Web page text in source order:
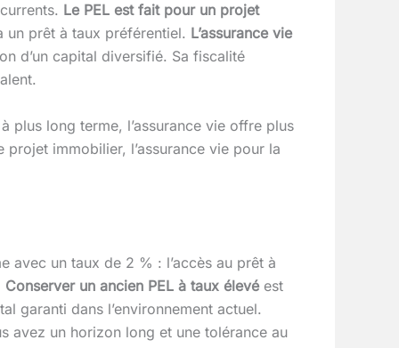
Le PEL est fait pour un projet
un prêt à taux préférentiel. L’assurance vie
d’un capital diversifié. Sa fiscalité
plus long terme, l’assurance vie offre plus
immobilier, l’assurance vie pour la
avec un taux de 2 % : l’accès au prêt à
Conserver un ancien PEL à taux élevéest
garanti dans l’environnement actuel.
avez un horizon long et une tolérance au